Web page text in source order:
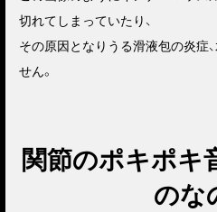
切れてしまっていたり、
その原因となりうる滑液包の炎症
せん。
関節のポキポキ
のな